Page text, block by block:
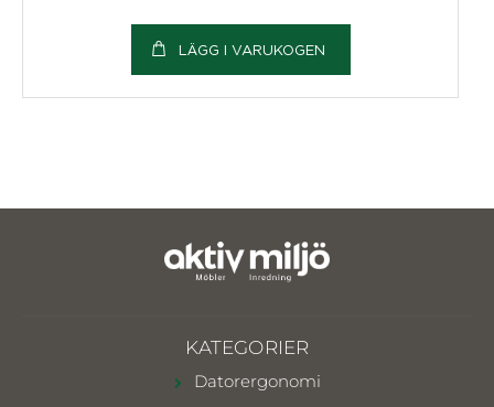
LÄGG I VARUKOGEN
KATEGORIER
Datorergonomi